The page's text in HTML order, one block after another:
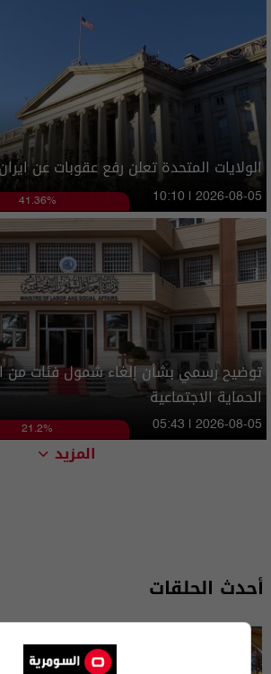
الولايات المتحدة تعلن رفع عقوبات عن ايران
41.36% 10:10 | 2026-08-05
توضيح رسمي بشأن إلغاء شمول فئات من
الحماية الاجتماعية
21.2% 05:43 | 2026-08-05
المزيد
أحدث الحلقات